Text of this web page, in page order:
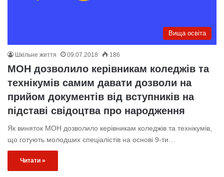
Вища освіта
Шкільне життя 09.07.2018 186
МОН дозволило керівникам коледжів та
технікумів самим давати дозволи на
прийом документів від вступників на
підставі свідоцтва про народження
Як виняток МОН дозволило керівникам коледжів та технікумів,
що готують молодших спеціалістів на основі 9-ти…
Читати »